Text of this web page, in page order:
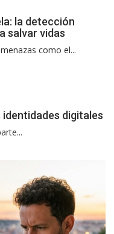
la detección
salvar vidas
como el...
digitales